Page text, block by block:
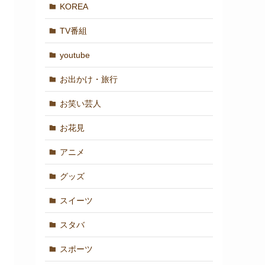
KOREA
TV番組
youtube
お出かけ・旅行
お笑い芸人
お花見
アニメ
グッズ
スイーツ
スタバ
スポーツ